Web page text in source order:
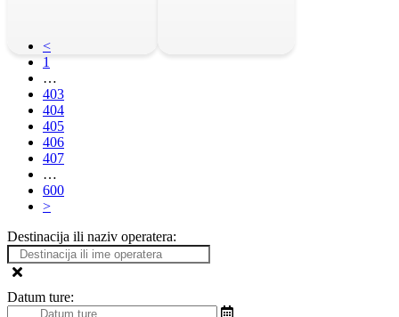
<
1
…
403
404
405
406
407
…
600
>
Destinacija ili naziv operatera:
Datum ture: